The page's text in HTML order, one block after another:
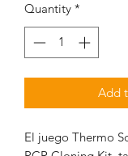
Quantity *
Add
El juego Thermo